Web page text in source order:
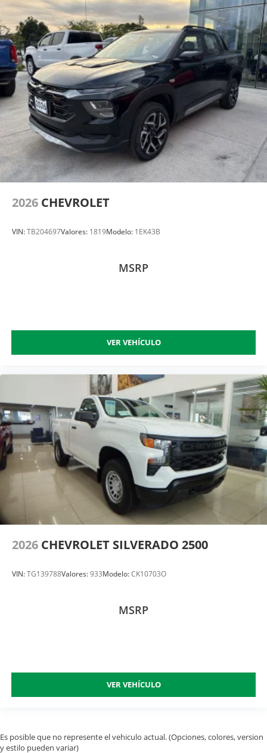
2026 CHEVROLET
VIN:TB204697Valores: 1819Modelo: 1EK43B
MSRP
VER VEHÍCULO
2026 CHEVROLET SILVERADO 2500
VIN:TG139788Valores:933Modelo:CK10703O
MSRP
VER VEHÍCULO
Es posible que no represente el vehiculo actual. (Opciones, colores, version
y estilo pueden variar)